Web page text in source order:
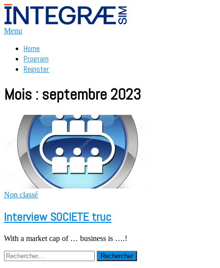
Aller
contenu
Menu
Home
Program
Register
Mois : septembre 2023
Non classé
Interview SOCIETE truc
With a market cap of … business is ….!
Rechercher :